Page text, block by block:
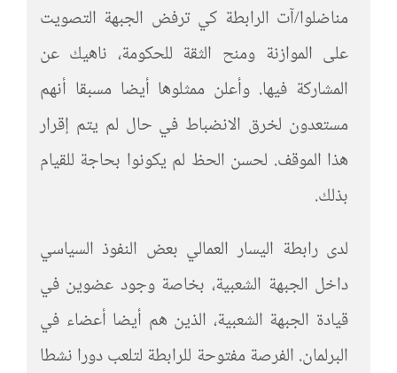
مناضلوا/آت الرابطة كي ترفض الجبهة التصويت
على الموازنة ومنح الثقة للحكومة، ناهيك عن
المشاركة فيها. وأعلن ممثلوها أيضا مسبقا أنهم
مستعدون لخرق الانضباط في حال لم يتم إقرار
هذا الموقف. لحسن الحظ لم يكونوا بحاجة للقيام
بذلك.
لدى رابطة اليسار العمالي بعض النفوذ السياسي
داخل الجبهة الشعبية، بخاصة وجود عضوين في
قيادة الجبهة الشعبية، الذين هم أيضا أعضاء في
البرلمان. الفرصة مفتوحة للرابطة لتلعب دورا نشطا